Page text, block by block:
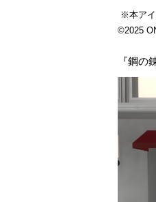
※本アイ
©2025
『鋼の